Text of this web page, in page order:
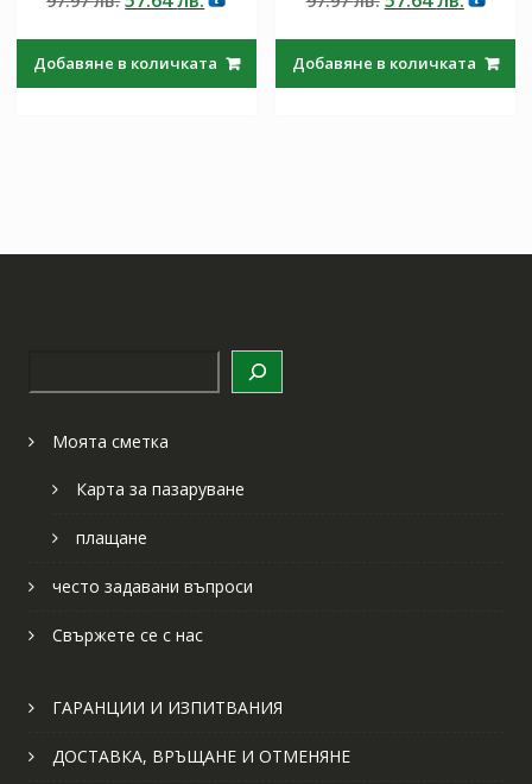
от 5
97.97 лв..57.64 лв..
Добавяне в количката
от 5
97.97 лв..57.64
Добавяне в количката
Моята сметка
Карта за пазаруване
плащане
често задавани въпроси
Свържете се с нас
ГАРАНЦИИ И ИЗПИТВАНИЯ
ДОСТАВКА, ВРЪЩАНЕ И ОТМЕНЯНЕ